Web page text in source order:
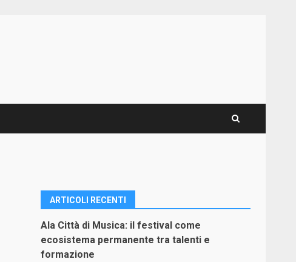
ARTICOLI RECENTI
Ala Città di Musica: il festival come
ecosistema permanente tra talenti e
formazione